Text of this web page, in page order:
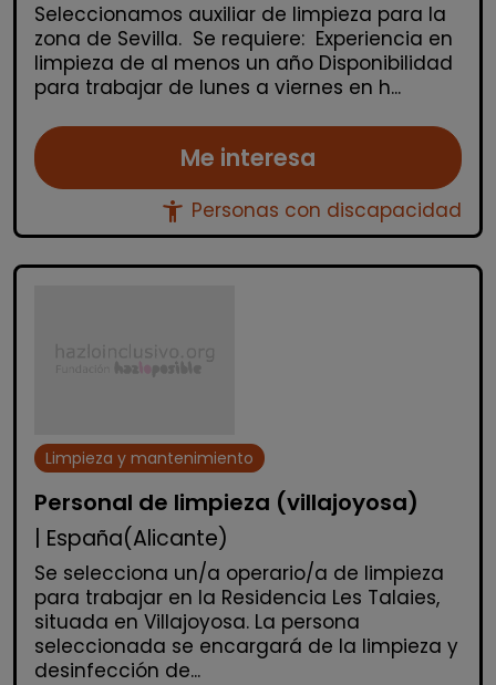
Seleccionamos auxiliar de limpieza para la
zona de Sevilla. Se requiere: Experiencia en
limpieza de al menos un año Disponibilidad
para trabajar de lunes a viernes en h...
Me interesa
accessibility_new Personas con discapacidad
Limpieza y mantenimiento
Personal de limpieza (villajoyosa)
| España(Alicante)
Se selecciona un/a operario/a de limpieza
para trabajar en la Residencia Les Talaies,
situada en Villajoyosa. La persona
seleccionada se encargará de la limpieza y
desinfección de...